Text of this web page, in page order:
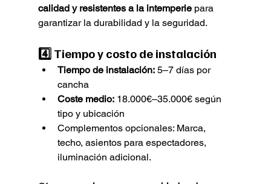
calidad y resistentes a la intemperie para
garantizar la durabilidad y la seguridad.
4️⃣ Tiempo y costo de instalación
Tiempo de instalación: 5–7 días por
cancha
Coste medio: 18.000€–35.000€ según
tipo y ubicación
Complementos opcionales: Marca,
techo, asientos para espectadores,
iluminación adicional.